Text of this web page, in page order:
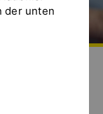
der unten